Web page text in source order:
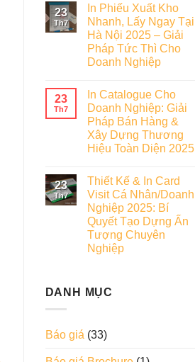
23
Th7
In Phiếu Xuất Kho
Nhanh, Lấy Ngay Tại
Hà Nội 2025 – Giải
Pháp Tức Thì Cho
Doanh Nghiệp
23
Th7
In Catalogue Cho
Doanh Nghiệp: Giải
Pháp Bán Hàng &
Xây Dựng Thương
Hiệu Toàn Diện 2025
23
Th7
Thiết Kế & In Card
Visit Cá Nhân/Doanh
Nghiệp 2025: Bí
Quyết Tạo Dựng Ấn
Tượng Chuyên
Nghiệp
DANH MỤC
Báo giá (33)